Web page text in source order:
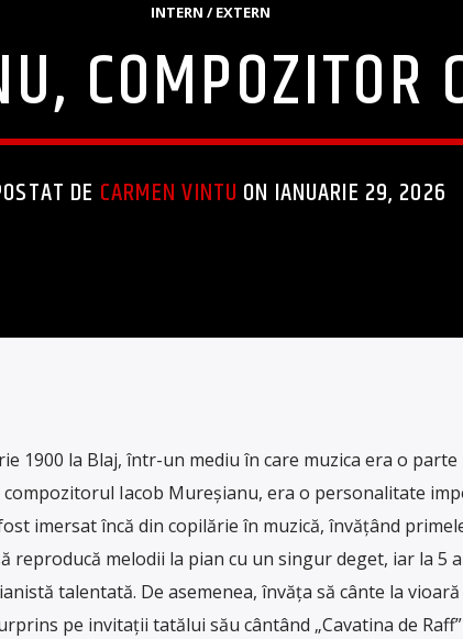
INTERN / EXTERN
COMPOZITOR
DE CARMEN VINTU ON IANUARIE 29, 2026
1900 la Blaj, într-un mediu în care muzica era o parte
Iacob Mureșianu, era o personalitate
imersat încă din copilărie în muzică, învățând
reproducă melodii la pian cu un singur deget, iar la 5
talentată. De asemenea, învăța să cânte la
pe invitații tatălui său cântând „Cavatina de